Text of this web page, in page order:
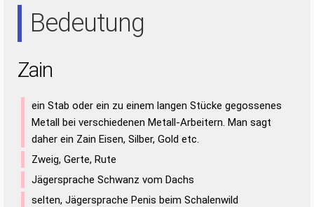
Bedeutung
Zain
ein Stab oder ein zu einem langen Stücke gegossenes
Metall bei verschiedenen Metall-Arbeitern. Man sagt
daher ein Zain Eisen, Silber, Gold etc.
Zweig, Gerte, Rute
Jägersprache Schwanz vom Dachs
selten, Jägersprache Penis beim Schalenwild